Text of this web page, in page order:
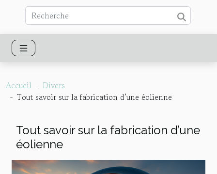
Accueil
Divers
Tout savoir sur la fabrication d’une éolienne
Tout savoir sur la fabrication d’une
éolienne